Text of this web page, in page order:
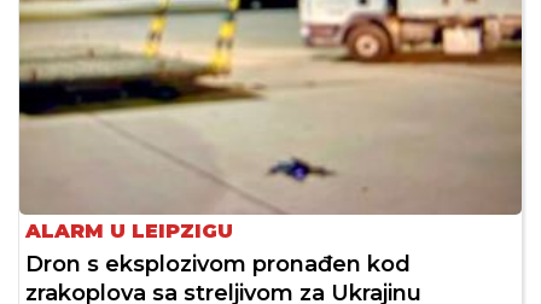
ALARM U LEIPZIGU
Dron s eksplozivom pronađen kod
zrakoplova sa streljivom za Ukrajinu